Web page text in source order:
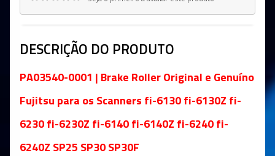
DESCRIÇÃO DO PRODUTO
PA03540-0001 | Brake Roller Original e Genuíno
Fujitsu para os Scanners fi-6130 fi-6130Z fi-
6230 fi-6230Z fi-6140 fi-6140Z fi-6240 fi-
6240Z SP25 SP30 SP30F